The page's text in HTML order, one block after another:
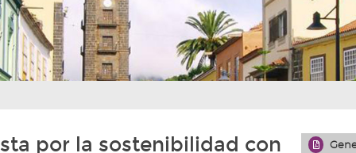
por la sostenibilidad con